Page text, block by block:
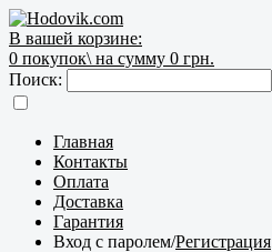
В вашей корзине:
0 покупок\ на сумму 0 грн.
Поиск:
Главная
Контакты
Оплата
Доставка
Гарантия
Вход с паролем/Регистрация